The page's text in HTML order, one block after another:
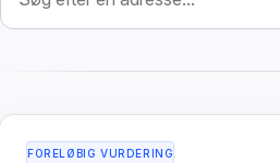
FORELØBIG VURDERING